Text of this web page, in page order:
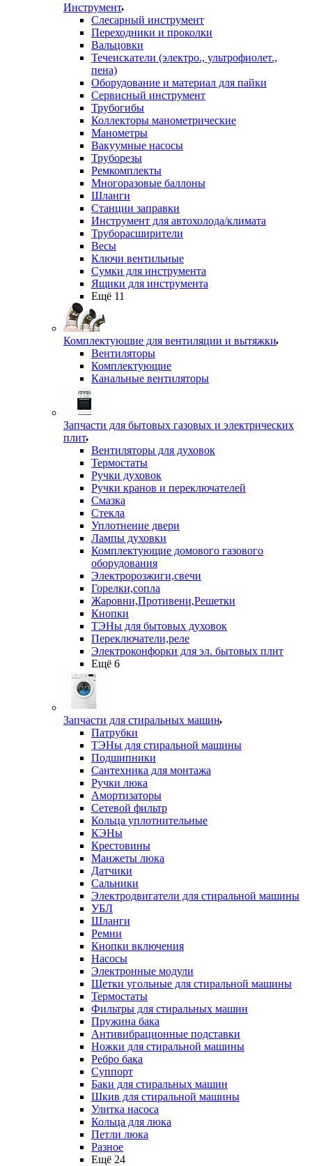
Инструмент
Слесарный инструмент
Переходники и проколки
Вальцовки
Течеискатели (электро., ультрофиолет.,
пена)
Оборудование и материал для пайки
Сервисный инструмент
Трубогибы
Коллекторы манометрические
Манометры
Вакуумные насосы
Труборезы
Ремкомплекты
Многоразовые баллоны
Шланги
Станции заправки
Инструмент для автохолода/климата
Труборасширители
Весы
Ключи вентильные
Сумки для инструмента
Ящики для инструмента
Ещё 11
Комплектующие для вентиляции и вытяжки
Вентиляторы
Комплектующие
Канальные вентиляторы
Запчасти для бытовых газовых и электрических
плит
Вентиляторы для духовок
Термостаты
Ручки духовок
Ручки кранов и переключателей
Смазка
Стекла
Уплотнение двери
Лампы духовки
Комплектующие домового газового
оборудования
Электророзжиги,свечи
Горелки,сопла
Жаровни,Противени,Решетки
Кнопки
ТЭНы для бытовых духовок
Переключатели,реле
Электроконфорки для эл. бытовых плит
Ещё 6
Запчасти для стиральных машин
Патрубки
ТЭНы для стиральной машины
Подшипники
Сантехника для монтажа
Ручки люка
Амортизаторы
Сетевой фильтр
Кольца уплотнительные
КЭНы
Крестовины
Манжеты люка
Датчики
Сальники
Электродвигатели для стиральной машины
УБЛ
Шланги
Ремни
Кнопки включения
Насосы
Электронные модули
Щетки угольные для стиральной машины
Термостаты
Фильтры для стиральных машин
Пружина бака
Антивибрационные подставки
Ножки для стиральной машины
Ребро бака
Суппорт
Баки для стиральных машин
Шкив для стиральной машины
Улитка насоса
Кольца для люка
Петли люка
Разное
Ещё 24